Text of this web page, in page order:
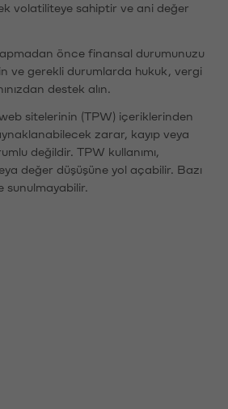
volatiliteye sahiptir ve ani değer
önce finansal durumunuzu
ve gerekli durumlarda hukuk, vergi
destek alın.
sitelerinin (TPW) içeriklerinden
zarar, kayıp veya
değildir. TPW kullanımı,
değer düşüşüne yol açabilir. Bazı
sunulmayabilir.